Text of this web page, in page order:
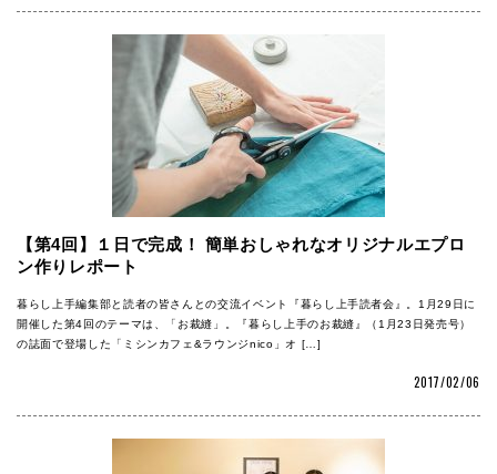
【第4回】１日で完成！ 簡単おしゃれなオリジナルエプロ
ン作りレポート
暮らし上手編集部と読者の皆さんとの交流イベント『暮らし上手読者会』。1月29日に
開催した第4回のテーマは、「お裁縫」。『暮らし上手のお裁縫』（1月23日発売号）
の誌面で登場した「ミシンカフェ&ラウンジnico」オ […]
2017/02/06